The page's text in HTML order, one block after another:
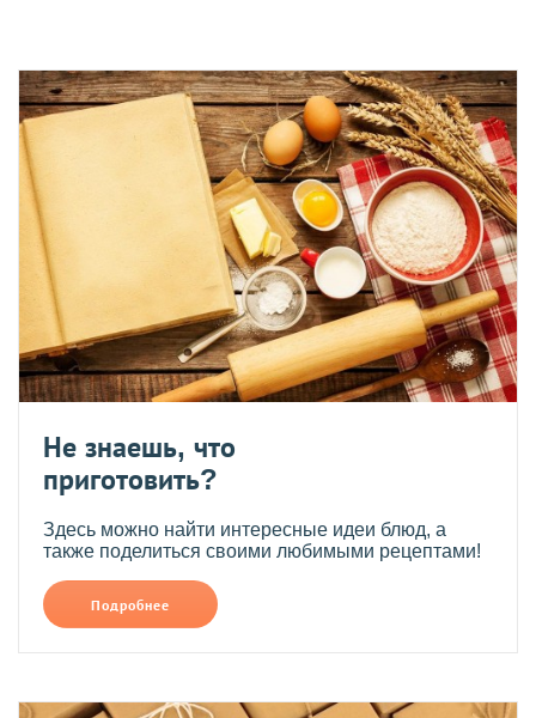
Не знаешь, что
приготовить?
Здесь можно найти интересные идеи блюд, а
также поделиться своими любимыми рецептами!
Подробнее